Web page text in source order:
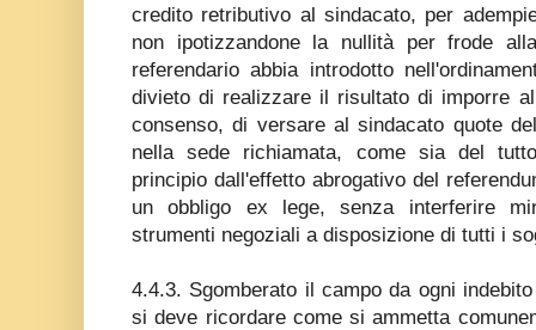
credito retributivo al sindacato, per
non ipotizzandone la nullità per frode
referendario abbia introdotto
divieto di realizzare il risultato di imporre
consenso, di versare al sindacato quote
nella sede richiamata, come sia del
principio dall'effetto abrogativo del
un obbligo ex lege, senza interferire
strumenti negoziali a disposizione di tutti i
4.4.3. Sgomberato il campo da ogni
si deve ricordare come si ammetta